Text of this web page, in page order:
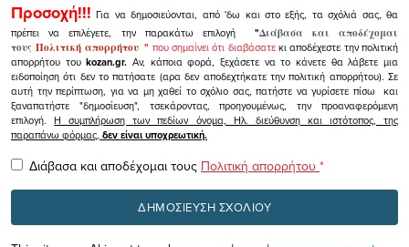
Προσοχή!!! Για να δημοσιεύονται, από 'δω και στο εξής, τα σχόλιά σας, θα
πρέπει να επιλέγετε, την παρακάτω επιλογή
"Διάβασα και αποδέχομαι
τουςΠολιτική απορρήτου" που σημαίνει ότι διαβάσατεκι αποδέχεστε την πολιτική
απορρήτου τουkozan.gr. Αν, κάποια φορά, ξεχάσετε να το κάνετε θα λάβετε μια
ειδοποίηση ότι δεν το πατήσατε (αρα δεν αποδεχτήκατε την πολιτική απορρήτου). Σε
αυτή την περίπτωση, για να μη χαθεί το σχόλιο σας, πατήστε να γυρίσετε πίσω και
ξαναπατήστε "δημοσίευση", τσεκάροντας, προηγουμένως, την προαναφερόμενη
επιλογή.Η συμπλήρωση των πεδίων όνομα, Ηλ. διεύθυνση και ιστότοπος, της
παραπάνω φόρμας, δεν είναι υποχρεωτική.
Διάβασα και αποδέχομαι τους Πολιτική απορρήτου *